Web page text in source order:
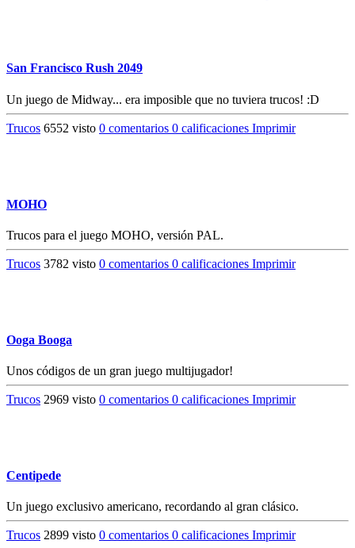
San Francisco Rush 2049
Un juego de Midway... era imposible que no tuviera trucos! :D
Trucos 6552 visto 0 comentarios 0 calificaciones Imprimir
MOHO
Trucos para el juego MOHO, versión PAL.
Trucos 3782 visto 0 comentarios 0 calificaciones Imprimir
Ooga Booga
Unos códigos de un gran juego multijugador!
Trucos 2969 visto 0 comentarios 0 calificaciones Imprimir
Centipede
Un juego exclusivo americano, recordando al gran clásico.
Trucos 2899 visto 0 comentarios 0 calificaciones Imprimir